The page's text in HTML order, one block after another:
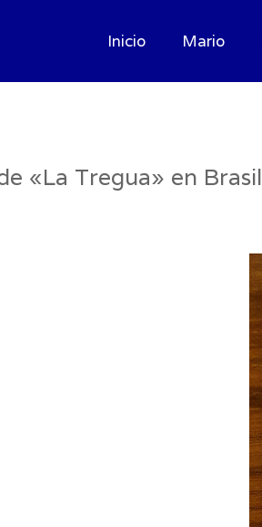
Inicio Mario
«La Tregua» en Brasil